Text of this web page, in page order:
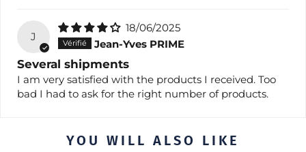
J
18/06/2025
Jean-Yves PRIME
Several shipments
I am very satisfied with the products I received. Too
bad I had to ask for the right number of products.
YOU WILL ALSO LIKE